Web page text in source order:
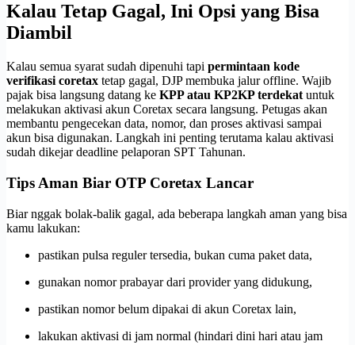
Kalau Tetap Gagal, Ini Opsi yang Bisa
Diambil
Kalau semua syarat sudah dipenuhi tapi permintaan kode
verifikasi coretax tetap gagal, DJP membuka jalur offline. Wajib
pajak bisa langsung datang ke KPP atau KP2KP terdekat untuk
melakukan aktivasi akun Coretax secara langsung. Petugas akan
membantu pengecekan data, nomor, dan proses aktivasi sampai
akun bisa digunakan. Langkah ini penting terutama kalau aktivasi
sudah dikejar deadline pelaporan SPT Tahunan.
Tips Aman Biar OTP Coretax Lancar
Biar nggak bolak-balik gagal, ada beberapa langkah aman yang bisa
kamu lakukan:
pastikan pulsa reguler tersedia, bukan cuma paket data,
gunakan nomor prabayar dari provider yang didukung,
pastikan nomor belum dipakai di akun Coretax lain,
lakukan aktivasi di jam normal (hindari dini hari atau jam